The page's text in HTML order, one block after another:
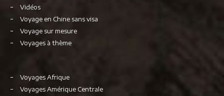
Vidéos
Voyage en Chine sans visa
Voyage sur mesure
Voyages à thème
Voyages Afrique
Voyages Amérique Centrale